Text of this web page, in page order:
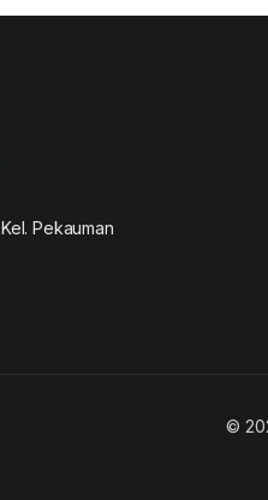
Pekauman
©